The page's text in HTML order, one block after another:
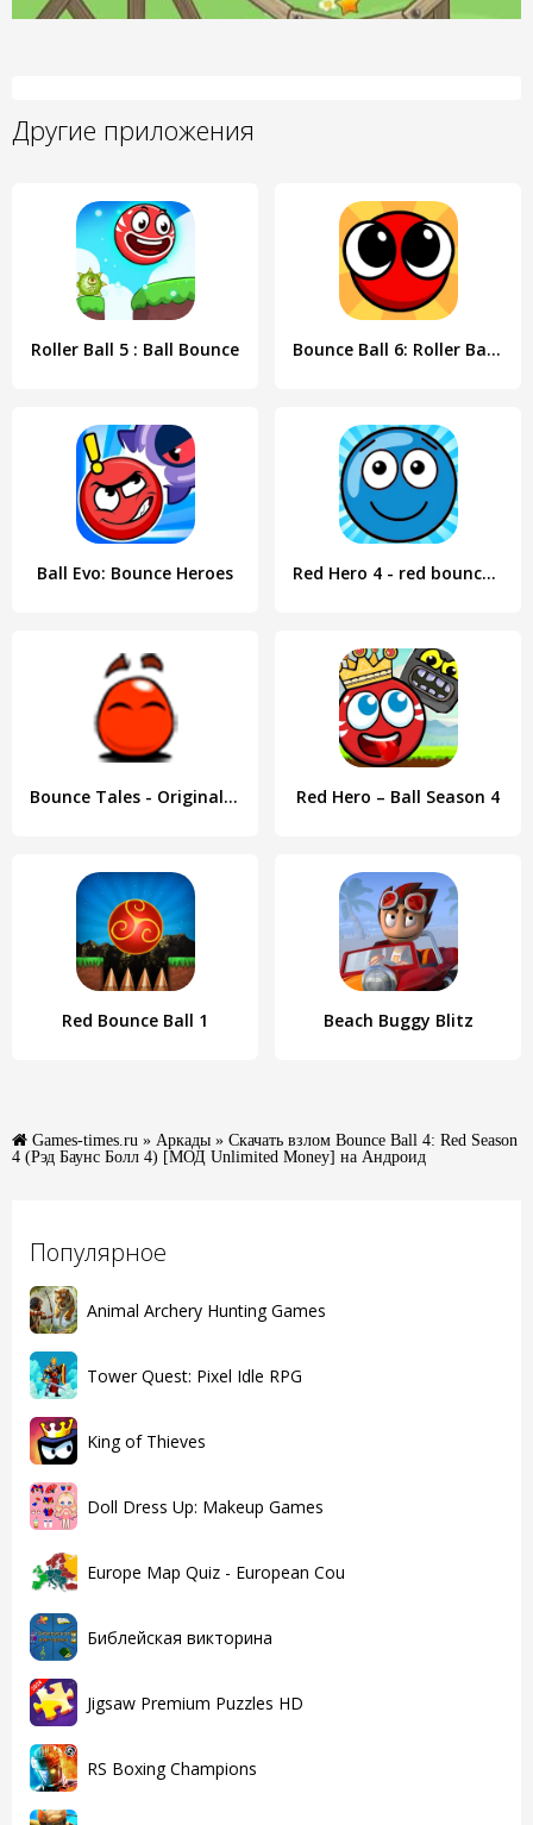
Популярное
Animal Archery Hunting Games
Tower Quest: Pixel Idle RPG
King of Thieves
Doll Dress Up: Makeup Games
Europe Map Quiz - European Cou
Библейская викторина
Jigsaw Premium Puzzles HD
RS Boxing Champions
Другие приложения
Roller Ball 5 : Ball Bounce Bounce Ball 6: Roller Ball 6
Ball Evo: Bounce Heroes Red Hero 4 - red bounce ball 5
Bounce Tales - Original Nokia Red Hero – Ball Season 4
Red Bounce Ball 1 Beach Buggy Blitz
Games-times.ru » Аркады » Скачать взлом Bounce Ball 4: Red Season
4 (Рэд Баунс Болл 4) [МОД Unlimited Money] на Андроид